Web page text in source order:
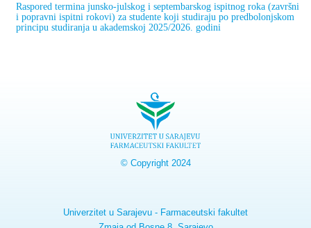
Raspored termina junsko-julskog i septembarskog ispitnog roka (završni
i popravni ispitni rokovi) za studente koji studiraju po predbolonjskom
principu studiranja u akademskoj 2025/2026. godini
© Copyright 2024
Univerzitet u Sarajevu - Farmaceutski fakultet